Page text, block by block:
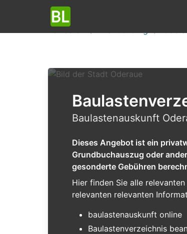
Baulastenauskunft
Dieses Angebot ist ein
Grundbuchauszug oder
gesonderte Gebühren
Hier finden Sie alle
relevanten relevanten
baulastenauskunft online
Baulastenverzeichnis